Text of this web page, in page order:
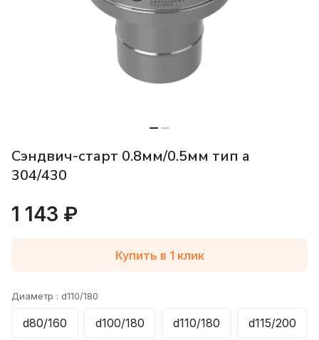
Сэндвич-старт 0.8мм/0.5мм тип а
304/430
1 143 ₽
Купить в 1 клик
Диаметр : d110/180
d80/160 d100/180 d110/180 d115/200